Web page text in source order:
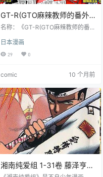
GT-R(GTO麻辣教师的番外
篇) 1卷(1-10话) 藤泽亨 漫画
名称：《GT-R(GTO麻辣教师的番
大小：79.1 MB 语言：中文（汉化
组） 状态：已完结 分辨率：单页80
0X1206像素左右 剧情简介 故事以
开。弹间龙二是一家摩托车店的店
可爱又任性的高中女生石川美门以
买摩托车为由找上了他，并在试车
时拿砖头砸了警车，还自称是大盗
石川五右卫门的后代，要龙二当她
的…
日本漫画
29 0
comic 10 个月前
湘南纯爱组 1-31卷 藤泽亨